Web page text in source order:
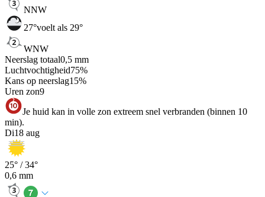
NNW
27°voelt als 29°
WNW
Neerslag totaal0,5 mm
Luchtvochtigheid75%
Kans op neerslag15%
Uren zon9
Je huid kan in volle zon extreem snel verbranden (binnen 10
min).
Di18 aug
25° /34°
0,6 mm